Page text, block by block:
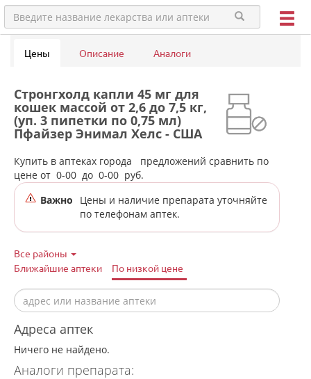
Цены Описание Аналоги
Стронгхолд капли 45 мг для
кошек массой от 2,6 до 7,5 кг,
(уп. 3 пипетки по 0,75 мл)
Пфайзер Энимал Хелс - США
в аптеках города Туринска
Купить в аптеках города
предложений сравнить по
цене от 0-00 до 0-00 руб.
Важно
Цены и наличие препарата уточняйте
по телефонам аптек.
Все районы
Ближайшие аптеки
По низкой цене
Адреса аптек
Ничего не найдено.
Аналоги препарата: